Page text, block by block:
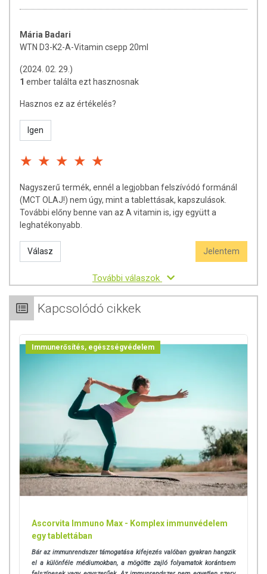
feltöltött D-vitamin raktárak folyamatosan
D-vitamin szint kórosan alacsonnyá válik. Az
északabbra élők hangulatváltozása a D-vitamin szint
hangulat még ősszel is kitart egy darabig, de a tél
végét és a tavasz elejét testileg-lelkileg mindenki
fáradtság is sokak szerint a szervezet alacsony D-
vitamin szintjének köszönhető.
vitamin szint hozzájárulhat a különböző fertőzések,
előfordulásához.
Időskori szellemi hanyatlás:feltételezések szerint
az időskorúakra jellemző D-vitamin hiány
hozzájárulhat a szellemi képességek romlásához, a
D-vitamin, D3-vitamin, D2-vitamin, K-vitamin, K1-vitamin,
vitaminok, melyekhez a szervezet többféle forrásból jut
hozzá. A D-vitamin nagyobb része a napsütés hatására a
révén D3-vitamin kerül a szervezetbe. Minden D-vitamin
tabletta, illetve egyéb D-vitamin készítmény, így a D3-vitamin
D3-vitamint pótolja.
A K-vitaminnak is több formája van: a mindennapi
táplálkozás során főként a zöld leveles zöldségekből jutunk
a K1-vitaminhez, míg a K2-vitaminhoz a bélbaktériumok
segítik a hozzáférést.
WTN D3-K2-A-vitamin komplex használati útmutató:
Felnőtteknek: 12 csepp
Gyermekeknek (12-15 év): 6-10 csepp
Gyermekeknek (1 éves kor alatt): 3 csepp
A zsírban oldódó vitaminok bőrön keresztül is kiválóan
felszívódnak, sőt. Ezért bőrre juttatva is biztonsággal
adagolható.
Mária Badari
WTN D3-K2-A-Vitamin csepp 20ml
(2024. 02. 29.)
1 ember találta ezt hasznosnak
Hasznos ez az értékelés?
Igen
Nagyszerű termék, ennél a legjobban felszívódó formánál
(MCT OLAJ!) nem úgy, mint a tablettásak, kapszulások.
További előny benne van az A vitamin is, igy együtt a
leghatékonyabb.
Válasz Jelentem
További válaszok
Kapcsolódó cikkek
Immunerősítés, egészségvédelem
Ascorvita Immuno Max - Komplex immunvédelem
egy tablettában
Bár az immunrendszer támogatása kifejezés valóban gyakran hangzik
el a különféle médiumokban, a mögötte zajló folyamatok korántsem